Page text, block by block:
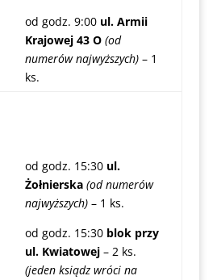
od godz. 9:00 ul. Armii
Krajowej 43 O (od
numerów najwyższych) – 1
ks.
od godz. 15:30 ul.
Żołnierska (od numerów
najwyższych)– 1 ks.
od godz. 15:30 blok przy
ul. Kwiatowej– 2 ks.
(jeden ksiądz wróci na